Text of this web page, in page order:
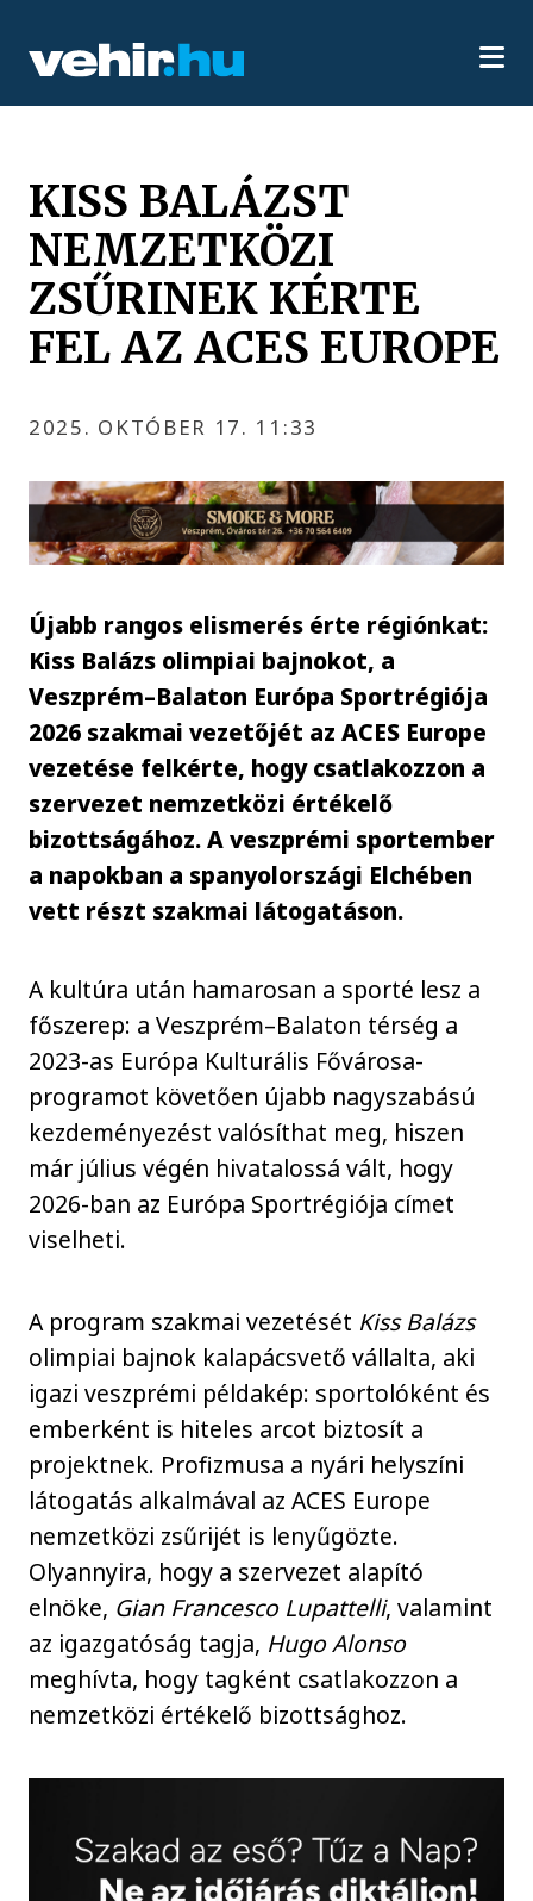
KISS BALÁZST
NEMZETKÖZI
ZSŰRINEK KÉRTE
FEL AZ ACES EUROPE
2025. OKTÓBER 17. 11:33
Újabb rangos elismerés érte régiónkat:
Kiss Balázs olimpiai bajnokot, a
Veszprém–Balaton Európa Sportrégiója
2026 szakmai vezetőjét az ACES Europe
vezetése felkérte, hogy csatlakozzon a
szervezet nemzetközi értékelő
bizottságához. A veszprémi sportember
a napokban a spanyolországi Elchében
vett részt szakmai látogatáson.
A kultúra után hamarosan a sporté lesz a
főszerep: a Veszprém–Balaton térség a
2023-as Európa Kulturális Fővárosa-
programot követően újabb nagyszabású
kezdeményezést valósíthat meg, hiszen
már július végén hivatalossá vált, hogy
2026-ban az Európa Sportrégiója címet
viselheti.
A program szakmai vezetését Kiss Balázs
olimpiai bajnok kalapácsvető vállalta, aki
igazi veszprémi példakép: sportolóként és
emberként is hiteles arcot biztosít a
projektnek. Profizmusa a nyári helyszíni
látogatás alkalmával az ACES Europe
nemzetközi zsűrijét is lenyűgözte.
Olyannyira, hogy a szervezet alapító
elnöke, Gian Francesco Lupattelli, valamint
az igazgatóság tagja, Hugo Alonso
meghívta, hogy tagként csatlakozzon a
nemzetközi értékelő bizottsághoz.